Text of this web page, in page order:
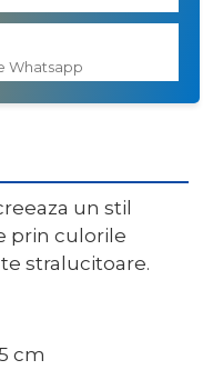
Whatsapp
un stil
prin culorile
stralucitoare.
cm